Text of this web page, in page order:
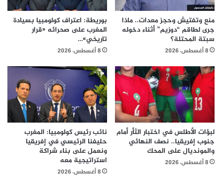
منع وتفتيش وحجز معدات.. ماذا
جرى لطاقم “دوزيم” أثناء دخوله
سبتة المحتلة؟
8 أغسطس، 2026
بوريطة: اعتراف كولومبيا بسيادة
المغرب على صحرائه «قرار
تاريخي»…
8 أغسطس، 2026
لبؤات الأطلس في اختبار الثأر أمام
جنوب إفريقيا.. نصف النهائي
والمونديال على المحك
8 أغسطس، 2026
نائب رئيس كولومبيا: المغرب
حليفنا الرئيسي في إفريقيا
ونعمل على بناء شراكة
استراتيجية معه
8 أغسطس، 2026